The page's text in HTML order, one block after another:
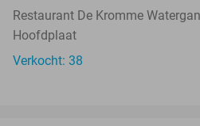
Restaurant De Kromme
Hoofdplaat
Verkocht: 38